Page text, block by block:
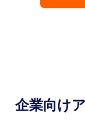
企業向け